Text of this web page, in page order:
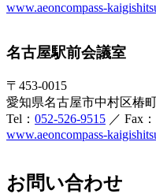
www.aeoncompass-
名古屋駅前会議室
〒453-0015
愛知県名古屋市中村区椿
Tel： 052-526-9515 ／ Fax
www.aeoncompass-
お問い合わせ